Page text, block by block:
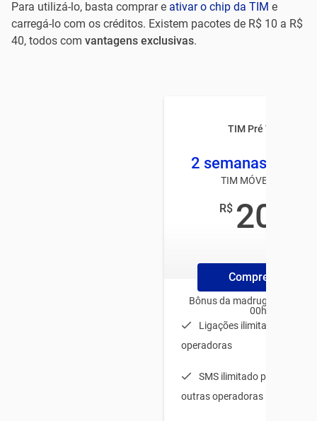
Para utilizá-lo, basta comprar e ativar o chip da TIM e
carregá-lo com os créditos. Existem pacotes de R$ 10 a R$
40, todos com vantagens exclusivas.
TIM Pré TOP MAUÁ
2 semanas 2 GB
TIM MÓVEL PRÉ-
R$ 20
Compre ChipTim
Bônus da madrugada para
00h e 06h
Ligações ilimitadas para
operadoras
SMS ilimitado para TIM +
outras operadoras